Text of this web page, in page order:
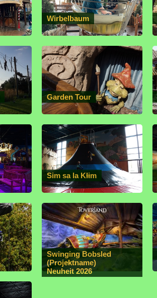
Wirbelbaum
Garden Tour
Sim sa la Klim
Swinging Bobsled
(Projektname)
Neuheit 2026